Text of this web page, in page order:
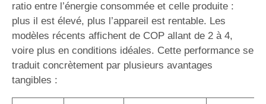
ratio entre l’énergie consommée et celle produite :
plus il est élevé, plus l’appareil est rentable. Les
modèles récents affichent de COP allant de 2 à 4,
voire plus en conditions idéales. Cette performance se
traduit concrètement par plusieurs avantages
tangibles :